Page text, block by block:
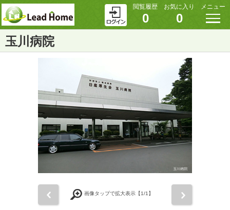
閲覧履歴
0
お気に入り
0
メニュー
玉川病院
画像タップで拡大表示【1/1】